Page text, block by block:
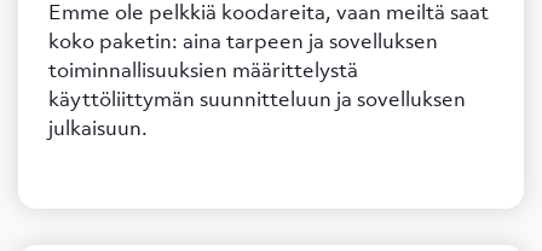
Emme ole pelkkiä koodareita, vaan meiltä saat
koko paketin: aina tarpeen ja sovelluksen
toiminnallisuuksien määrittelystä
käyttöliittymän suunnitteluun ja sovelluksen
julkaisuun.